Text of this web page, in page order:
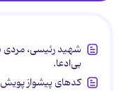
شهید رئیسی، مردی
بی‌ادعا.
کدهای پیشواز